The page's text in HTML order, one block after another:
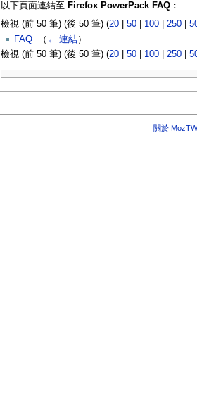
以下頁面連結至 Firefox PowerPack FAQ：
檢視 (前 50 筆) (後 50 筆) (20| 50| 100| 250|
FAQ‎ （ ← 連結）
檢視 (前 50 筆) (後 50 筆) (20| 50| 100| 250|
關於